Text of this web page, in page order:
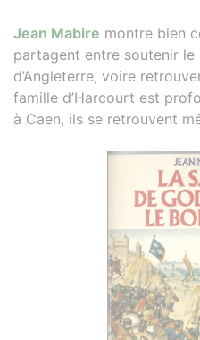
Jean Mabire montre bien
partagent entre soutenir le
d’Angleterre, voire
famille d’Harcourt est
à Caen, ils se retrouvent